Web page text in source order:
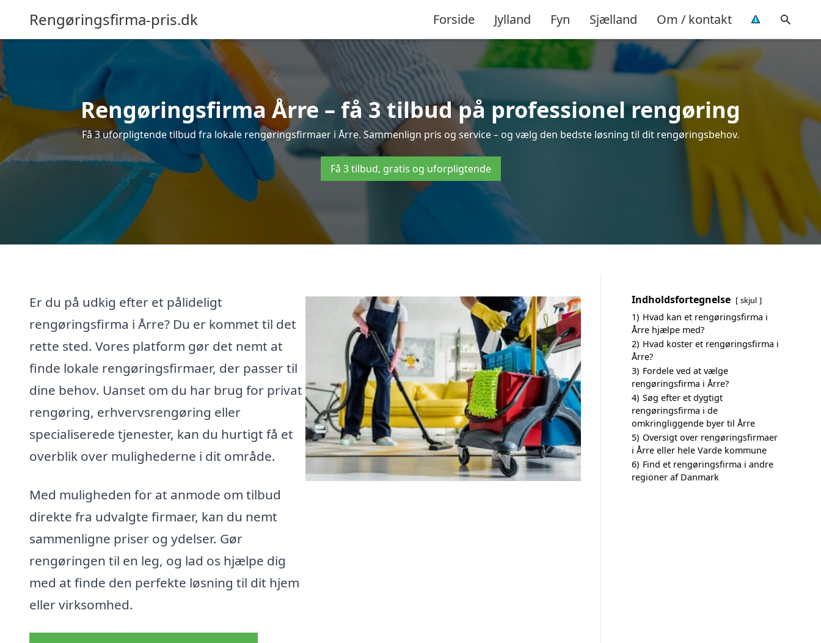
Rengøringsfirma-pris.dk Forside Jylland Fyn Sjælland Om / kontakt
Rengøringsfirma Årre – få 3 tilbud på professionel rengøring
Få 3 uforpligtende tilbud fra lokale rengøringsfirmaer i Årre. Sammenlign pris og service – og vælg den bedste løsning til dit rengøringsbehov.
Få 3 tilbud, gratis og uforpligtende
Er du på udkig efter et pålideligt
rengøringsfirma i Årre? Du er kommet til det
rette sted. Vores platform gør det nemt at
finde lokale rengøringsfirmaer, der passer til
dine behov. Uanset om du har brug for privat
rengøring, erhvervsrengøring eller
specialiserede tjenester, kan du hurtigt få et
overblik over mulighederne i dit område.
Med muligheden for at anmode om tilbud
direkte fra udvalgte firmaer, kan du nemt
sammenligne priser og ydelser. Gør
rengøringen til en leg, og lad os hjælpe dig
med at finde den perfekte løsning til dit hjem
eller virksomhed.
Indholdsfortegnelse skjul
1) Hvad kan et rengøringsfirma i
Årre hjælpe med?
2) Hvad koster et rengøringsfirma i
Årre?
3) Fordele ved at vælge
rengøringsfirma i Årre?
4) Søg efter et dygtigt
rengøringsfirma i de
omkringliggende byer til Årre
5) Oversigt over rengøringsfirmaer
i Årre eller hele Varde kommune
6) Find et rengøringsfirma i andre
regioner af Danmark